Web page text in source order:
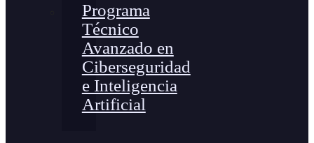
Programa
Técnico
Avanzado en
Ciberseguridad
e Inteligencia
Artificial